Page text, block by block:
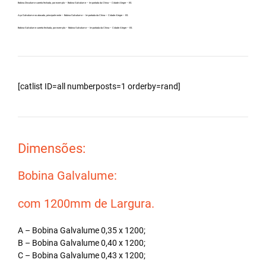
Bobina Zincalume carreta fechada, por exemplo – Bobina Galvalume – Importada da China – Cidade Alegre – ES.
Aço Galvalume no atacado, principalmente – Bobina Galvalume – Importada da China – Cidade Alegre – ES.
Bobina Galvalume carreta fechada, por exemplo – Bobina Galvalume – Importada da China – Cidade Alegre – ES.
[catlist ID=all numberposts=1 orderby=rand]
Dimensões:
Bobina Galvalume:
com 1200mm de Largura.
A – Bobina Galvalume 0,35 x 1200;
B – Bobina Galvalume 0,40 x 1200;
C – Bobina Galvalume 0,43 x 1200;